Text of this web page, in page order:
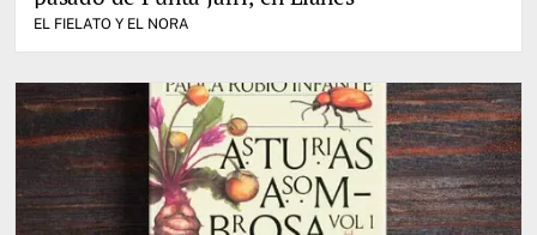
EL FIELATO Y EL NORA